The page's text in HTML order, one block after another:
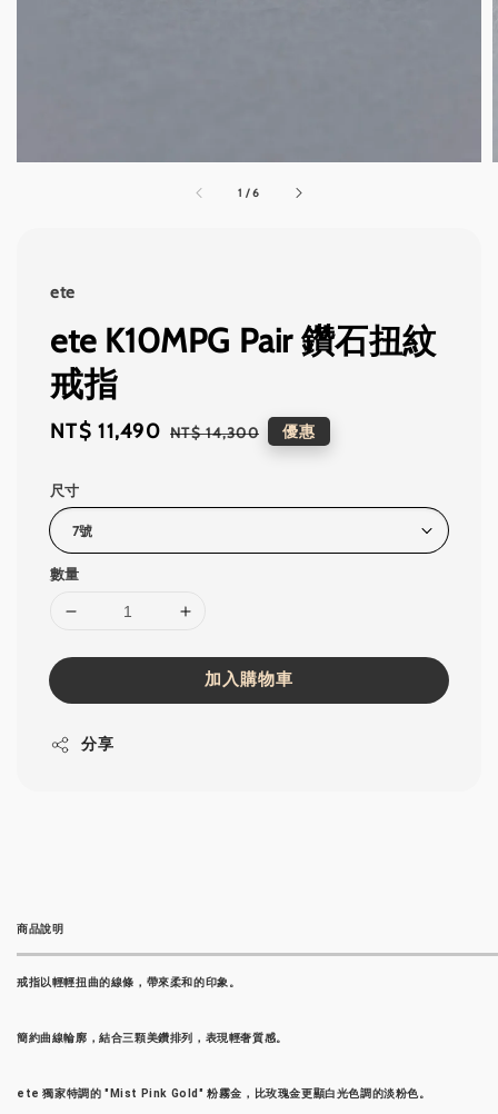
1 /6
ete
ete K10MPG Pair 鑽石扭紋
戒指
Sale
NT$ 11,490 Regular
NT$ 14,300 優惠
尺寸
數量
加入購物車
分享
商品說明
戒指以輕輕扭曲的線條，帶來柔和的印象。
簡約曲線輪廓，結合三顆美鑽排列，表現輕奢質感。
ete 獨家特調的 "Mist Pink Gold" 粉霧金，比玫瑰金更顯白光色調的淡粉色。